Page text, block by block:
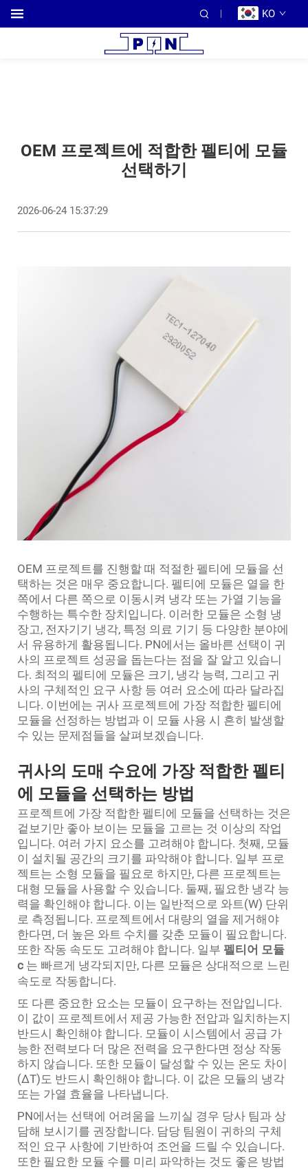
KO
OEM 프로젝트에 적합한 펠티에 모듈
선택하기
2026-06-24 15:37:29
OEM 프로젝트를 진행할 때 적절한 펠티에 모듈을 선
택하는 것은 매우 중요합니다. 펠티에 모듈은 열을 한
쪽에서 다른 쪽으로 이동시켜 냉각 또는 가열 기능을
수행하는 특수한 장치입니다. 이러한 모듈은 소형 냉
장고, 전자기기 냉각, 특정 의료 기기 등 다양한 분야에
서 유용하게 활용됩니다. PN에서는 올바른 선택이 귀
사의 프로젝트 성공을 돕는다는 점을 잘 알고 있습니
다. 최적의 펠티에 모듈은 크기, 냉각 능력, 그리고 귀
사의 구체적인 요구 사항 등 여러 요소에 따라 달라집
니다. 이번에는 귀사 프로젝트에 가장 적합한 펠티에
모듈을 선정하는 방법과 이 모듈 사용 시 흔히 발생할
수 있는 문제점들을 살펴보겠습니다.
귀사의 도매 수요에 가장 적합한 펠티
에 모듈을 선택하는 방법
프로젝트에 가장 적합한 펠티에 모듈을 선택하는 것은
겉보기만 좋아 보이는 모듈을 고르는 것 이상의 작업
입니다. 여러 가지 요소를 고려해야 합니다. 첫째, 모듈
이 설치될 공간의 크기를 파악해야 합니다. 일부 프로
젝트는 소형 모듈을 필요로 하지만, 다른 프로젝트는
대형 모듈을 사용할 수 있습니다. 둘째, 필요한 냉각 능
력을 확인해야 합니다. 이는 일반적으로 와트(W) 단위
로 측정됩니다. 프로젝트에서 대량의 열을 제거해야
한다면, 더 높은 와트 수치를 갖춘 모듈이 필요합니다.
또한 작동 속도도 고려해야 합니다. 일부 펠티어 모듈
c 는 빠르게 냉각되지만, 다른 모듈은 상대적으로 느린
속도로 작동합니다.
또 다른 중요한 요소는 모듈이 요구하는 전압입니다.
이 값이 프로젝트에서 제공 가능한 전압과 일치하는지
반드시 확인해야 합니다. 모듈이 시스템에서 공급 가
능한 전력보다 더 많은 전력을 요구한다면 정상 작동
하지 않습니다. 또한 모듈이 달성할 수 있는 온도 차이
(ΔT)도 반드시 확인해야 합니다. 이 값은 모듈의 냉각
또는 가열 효율을 나타냅니다.
PN에서는 선택에 어려움을 느끼실 경우 당사 팀과 상
담해 보시기를 권장합니다. 담당 팀원이 귀하의 구체
적인 요구 사항에 기반하여 조언을 드릴 수 있습니다.
또한 필요한 모듈 수를 미리 파악하는 것도 좋은 방법